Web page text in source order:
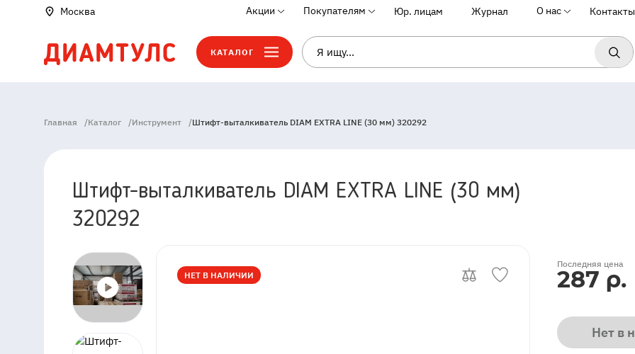
Москва Акции Покупателям Юр. лицам Журнал О нас Контакты
КАТАЛОГ
Главная /Каталог /Инструмент /Штифт-выталкиватель DIAM EXTRA LINE (30 мм) 320292
Штифт-выталкиватель DIAM EXTRA LINE (30 мм)
320292
НЕТ В НАЛИЧИИ
Последняя цена
287 р.
Нет в